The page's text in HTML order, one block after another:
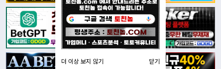
더 이상 보지 않기 닫기